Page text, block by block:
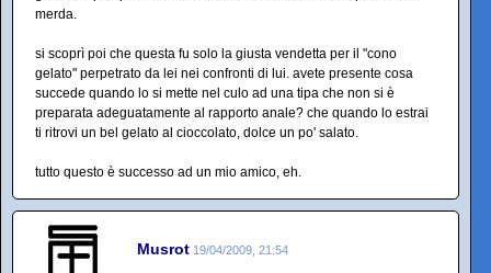
merda.
si scoprì poi che questa fu solo la giusta vendetta per il "cono
gelato" perpetrato da lei nei confronti di lui. avete presente cosa
succede quando lo si mette nel culo ad una tipa che non si è
preparata adeguatamente al rapporto anale? che quando lo estrai
ti ritrovi un bel gelato al cioccolato, dolce un po' salato.
tutto questo è successo ad un mio amico, eh.
Musrot 19/04/2009, 21:54